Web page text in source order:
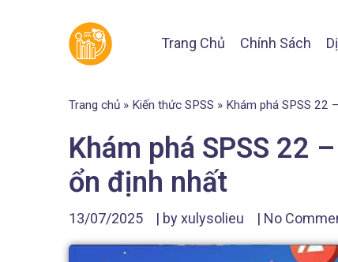
Trang Chủ Chính Sách
Trang chủ » Kiến thức SPSS » Khám phá SPSS 22
Khám phá SPSS 22
ổn định nhất
13/07/2025 | byxulysolieu | No